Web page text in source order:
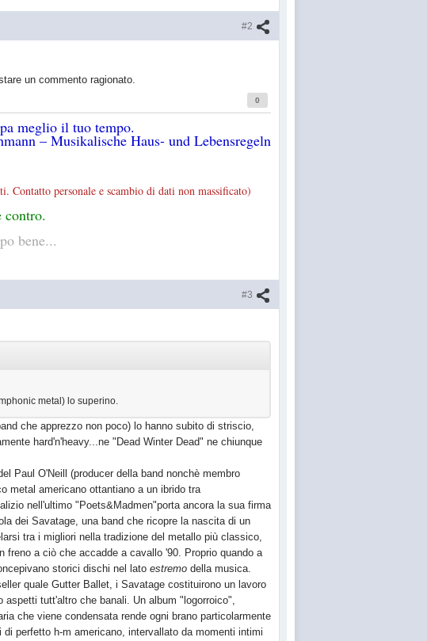
#2
un commento ragionato.
0
meglio il tuo tempo.
– Musikalische Haus- und Lebensregeln
Contatto personale e scambio di dati non massificato)
bene...
#3
metal) lo superino.
che apprezzo non poco) lo hanno subito di striscio,
hard'n'heavy...ne "Dead Winter Dead" ne chiunque
Paul O'Neill (producer della band nonchè membro
metal americano ottantiano a un ibrido tra
nell'ultimo "Poets&Madmen"porta ancora la sua firma
dei Savatage, una band che ricopre la nascita di un
tra i migliori nella tradizione del metallo più classico,
a ciò che accadde a cavallo '90. Proprio quando a
storici dischi nel lato estremo della musica.
quale Gutter Ballet, i Savatage costituirono un lavoro
tutt'altro che banali. Un album "logorroico",
che viene condensata rende ogni brano particolarmente
perfetto h-m americano, intervallato da momenti intimi